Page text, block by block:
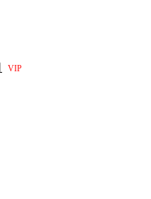
VIP